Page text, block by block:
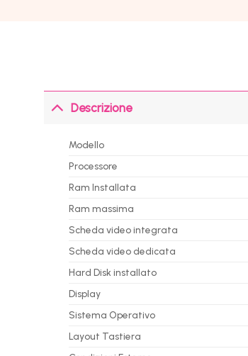
Descrizione
Modello
Processore
Ram Installata
Ram massima
Scheda video integrata
Scheda video dedicata
Hard Disk installato
Display
Sistema Operativo
Layout Tastiera